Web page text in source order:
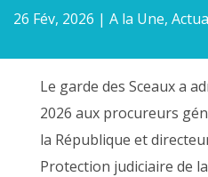
26 Fév, 2026 | A la Une,
Le garde des Sceaux a
2026 aux procureurs
la République et
Protection judiciaire de